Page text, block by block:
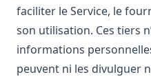
faciliter le Service, le
son utilisation. Ces tiers
informations
peuvent ni les divulguer